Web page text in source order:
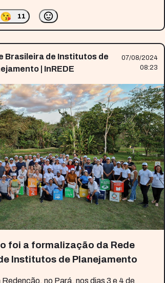
😘 11
Brasileira de Institutos de
| InREDE
07/08/2024
08:23
foi a formalização da Rede
Institutos de Planejamento
no Pará, nos dias 3 e 4 de